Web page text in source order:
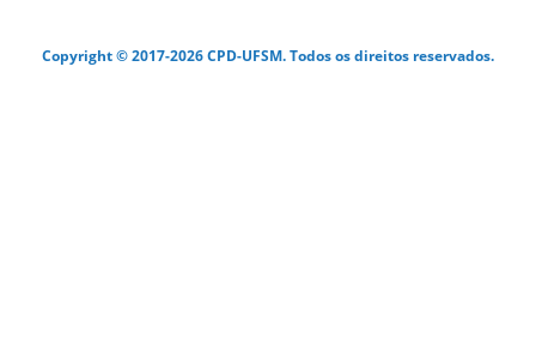
Copyright © 2017-2026 CPD-UFSM. Todos os direitos reservados.